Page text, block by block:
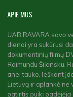
APIEMUS
UAB RAVARA savo
dienai yra sukūrusi
dokumentinių filmų
Raimundu Šilansku,
anei tauko. Ieškant
Lietuvą ir aplankė ne
patirtis puiki